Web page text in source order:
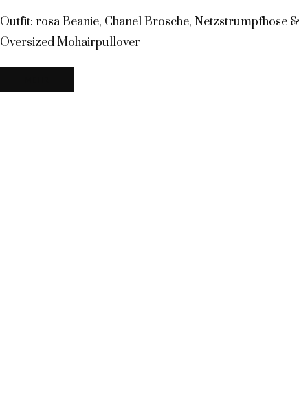
Outfit: rosa Beanie, Chanel Brosche, Netzstrumpfhose &
Oversized Mohairpullover